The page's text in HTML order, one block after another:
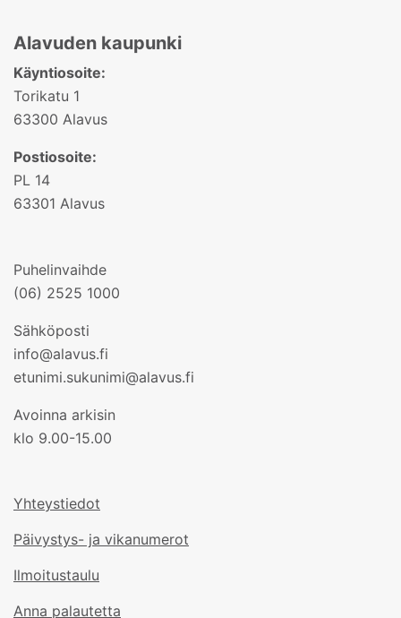
Alavuden kaupunki
Käyntiosoite:
Torikatu 1
63300 Alavus
Postiosoite:
PL 14
63301 Alavus
Puhelinvaihde
(06) 2525 1000
Sähköposti
info@alavus.fi
etunimi.sukunimi@alavus.fi
Avoinna arkisin
klo 9.00-15.00
Yhteystiedot
Päivystys- ja vikanumerot
Ilmoitustaulu
Anna palautetta